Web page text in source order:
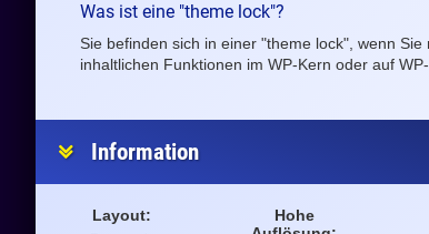
Was ist eine "theme lock"?
Sie befinden sich in einer "theme lock", wenn
inhaltlichen Funktionen im WP-Kern oder auf
Information
Layout:
Hohe